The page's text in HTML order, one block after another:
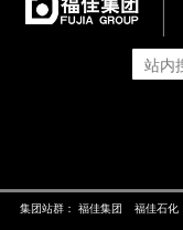
集团站群： 福佳集团 福佳石化